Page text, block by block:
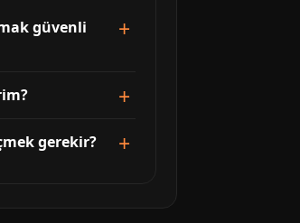
güvenli
gerekir?